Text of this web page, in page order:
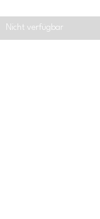
Nicht verfügbar